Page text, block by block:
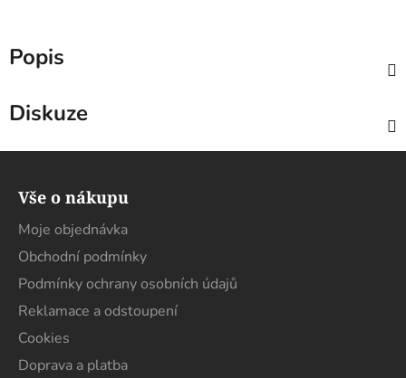
Popis
Diskuze
Vše o nákupu
Moje objednávka
Obchodní podmínky
Podmínky ochrany osobních údajů
Reklamace a odstoupení
Cookies
Doprava a platba